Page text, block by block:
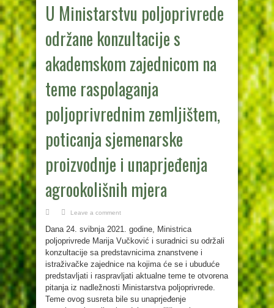
U Ministarstvu poljoprivrede
održane konzultacije s
akademskom zajednicom na
teme raspolaganja
poljoprivrednim zemljištem,
poticanja sjemenarske
proizvodnje i unaprjeđenja
agrookolišnih mjera
Leave a comment
Dana 24. svibnja 2021. godine, Ministrica
poljoprivrede Marija Vučković i suradnici su održali
konzultacije sa predstavnicima znanstvene i
istraživačke zajednice na kojima će se i ubuduće
predstavljati i raspravljati aktualne teme te otvorena
pitanja iz nadležnosti Ministarstva poljoprivrede.
Teme ovog susreta bile su unaprjeđenje